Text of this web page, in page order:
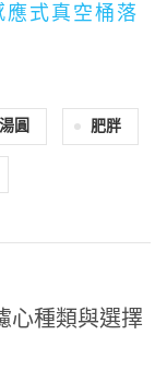
式真空桶落
湯圓 肥胖
心種類與選擇